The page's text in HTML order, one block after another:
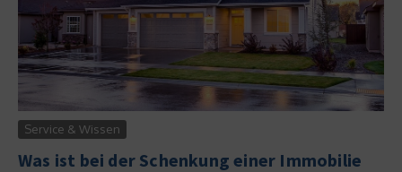
Service & Wissen
Was ist bei der Schenkung einer Immobilie